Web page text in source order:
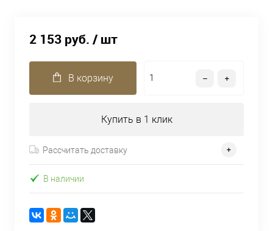
2 153 руб. / шт
В корзину
Купить в 1 клик
Рассчитать доставку
В наличии